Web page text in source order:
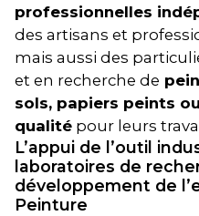
professionnelles
des artisans et
mais aussi des
et en recherche de
sols, papiers peints
qualité pour leurs
L’appui de l’outil
laboratoires de
développement de
Peinture